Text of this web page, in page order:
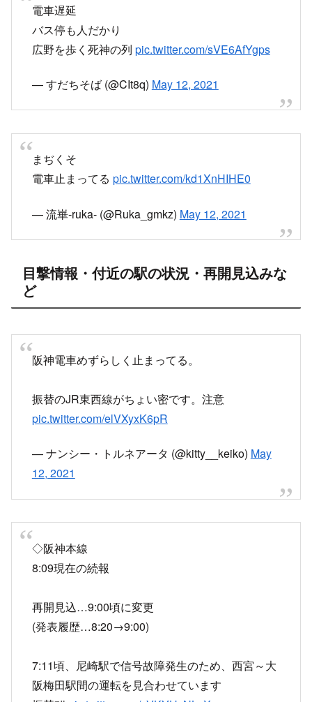
電車遅延
バス停も人だかり
広野を歩く死神の列 pic.twitter.com/sVE6AfYgps
— すだちそば (@CIt8q) May 12, 2021
まぢくそ
電車止まってる pic.twitter.com/kd1XnHIHE0
— 流崋-ruka- (@Ruka_gmkz) May 12, 2021
目撃情報・付近の駅の状況・再開見込みな
ど
阪神電車めずらしく止まってる。
振替のJR東西線がちょい密です。注意
pic.twitter.com/elVXyxK6pR
— ナンシー・トルネアータ (@kitty__keiko) May
12, 2021
◇阪神本線
8:09現在の続報
再開見込…9:00頃に変更
(発表履歴…8:20→9:00)
7:11頃、尼崎駅で信号故障発生のため、西宮～大
阪梅田駅間の運転を見合わせています